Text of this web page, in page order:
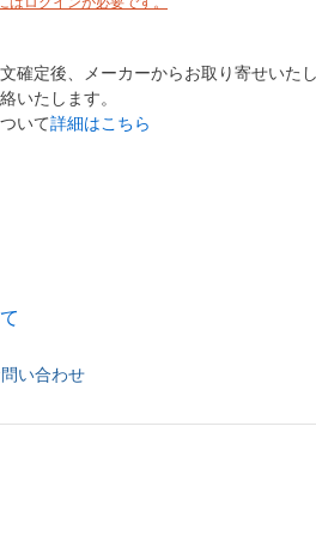
確定後、メーカーからお取り寄せいた
いたします。
いて詳細はこちら
い合わせ